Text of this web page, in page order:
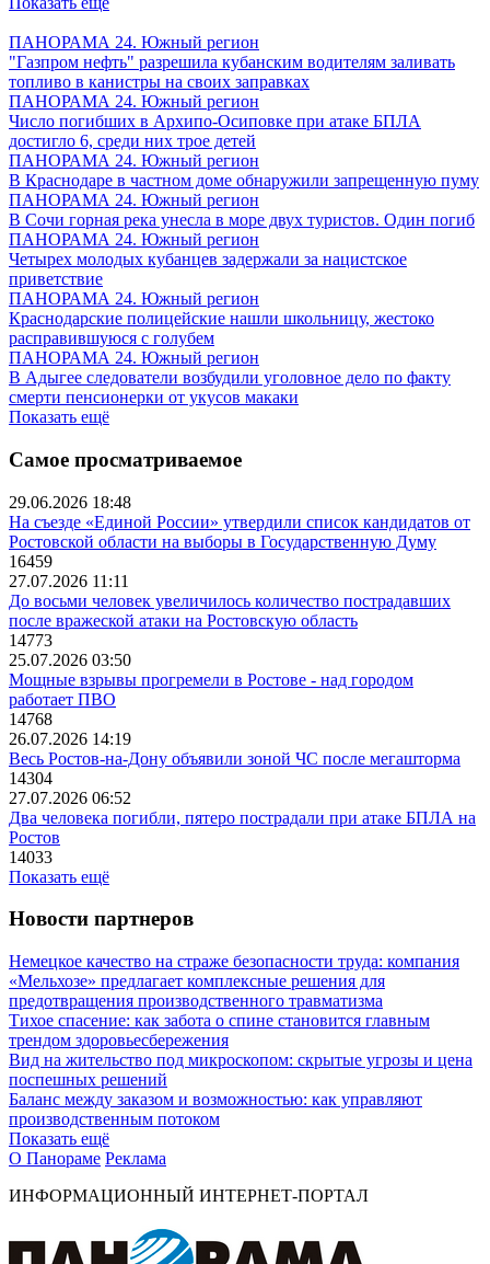
ПАНОРАМА 24. Южный регион
"Газпром нефть" разрешила кубанским водителям заливать
топливо в канистры на своих заправках
ПАНОРАМА 24. Южный регион
Число погибших в Архипо-Осиповке при атаке БПЛА
достигло 6, среди них трое детей
ПАНОРАМА 24. Южный регион
В Краснодаре в частном доме обнаружили запрещенную пуму
ПАНОРАМА 24. Южный регион
В Сочи горная река унесла в море двух туристов. Один погиб
ПАНОРАМА 24. Южный регион
Четырех молодых кубанцев задержали за нацистское
приветствие
ПАНОРАМА 24. Южный регион
Краснодарские полицейские нашли школьницу, жестоко
расправившуюся с голубем
ПАНОРАМА 24. Южный регион
В Адыгее следователи возбудили уголовное дело по факту
смерти пенсионерки от укусов макаки
Показать ещё
Самое просматриваемое
29.06.2026 18:48
На съезде «Единой России» утвердили список кандидатов от
Ростовской области на выборы в Государственную Думу
16459
27.07.2026 11:11
До восьми человек увеличилось количество пострадавших
после вражеской атаки на Ростовскую область
14773
25.07.2026 03:50
Мощные взрывы прогремели в Ростове - над городом
работает ПВО
14768
26.07.2026 14:19
Весь Ростов-на-Дону объявили зоной ЧС после мегашторма
14304
27.07.2026 06:52
Два человека погибли, пятеро пострадали при атаке БПЛА на
Ростов
14033
Показать ещё
Новости партнеров
Немецкое качество на страже безопасности труда: компания
«Мельхозе» предлагает комплексные решения для
предотвращения производственного травматизма
Тихое спасение: как забота о спине становится главным
трендом здоровьесбережения
Вид на жительство под микроскопом: скрытые угрозы и цена
поспешных решений
Баланс между заказом и возможностью: как управляют
производственным потоком
Показать ещё
О Панораме Реклама
ИНФОРМАЦИОННЫЙ ИНТЕРНЕТ-ПОРТАЛ